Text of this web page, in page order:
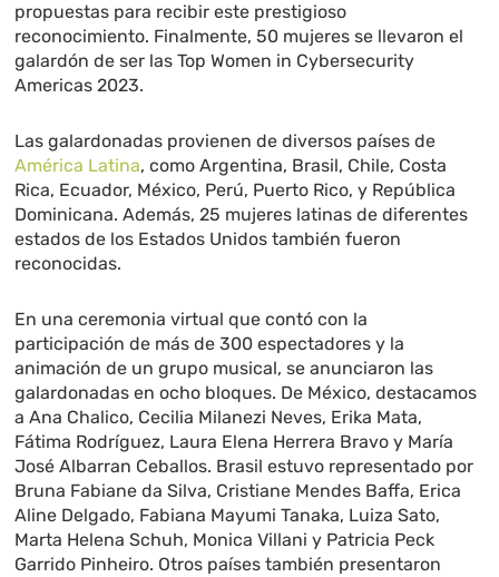
propuestas para recibir este prestigioso
reconocimiento. Finalmente, 50 mujeres se llevaron el
galardón de ser las Top Women in Cybersecurity
Americas 2023.
Las galardonadas provienen de diversos países de
América Latina, como Argentina, Brasil, Chile, Costa
Rica, Ecuador, México, Perú, Puerto Rico, y República
Dominicana. Además, 25 mujeres latinas de diferentes
estados de los Estados Unidos también fueron
reconocidas.
En una ceremonia virtual que contó con la
participación de más de 300 espectadores y la
animación de un grupo musical, se anunciaron las
galardonadas en ocho bloques. De México, destacamos
a Ana Chalico, Cecilia Milanezi Neves, Erika Mata,
Fátima Rodríguez, Laura Elena Herrera Bravo y María
José Albarran Ceballos. Brasil estuvo representado por
Bruna Fabiane da Silva, Cristiane Mendes Baffa, Erica
Aline Delgado, Fabiana Mayumi Tanaka, Luiza Sato,
Marta Helena Schuh, Monica Villani y Patricia Peck
Garrido Pinheiro. Otros países también presentaron